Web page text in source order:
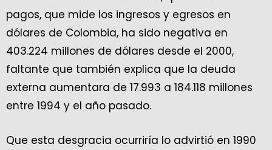
pagos, que mide los ingresos y egresos en
dólares de Colombia, ha sido negativa en
403.224 millones de dólares desde el 2000,
faltante que también explica que la deuda
externa aumentara de 17.993 a 184.118 millones
entre 1994 y el año pasado.
Que esta desgracia ocurriría lo advirtió en 1990